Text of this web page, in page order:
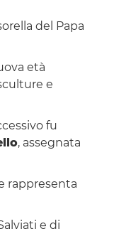
del Papa
età
e
fu
, assegnata
rappresenta
e di